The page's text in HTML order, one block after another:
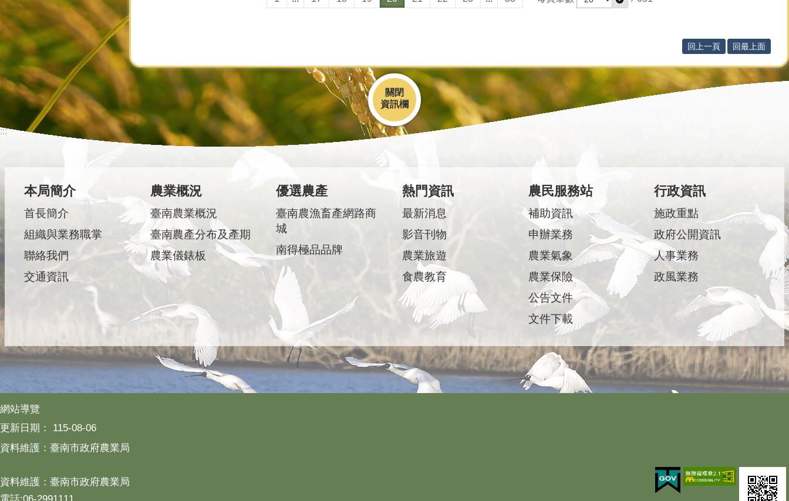
回上一頁 回最上面
關閉
:::
本局簡介
首長簡介
組織與業務職掌
聯絡我們
交通資訊
農業概況
臺南農業概況
臺南農產分布及產期
農業儀錶板
優選農產
臺南農漁畜產網路商
城
南得極品品牌
熱門資訊
最新消息
影音刊物
農業旅遊
食農教育
農民服務站
補助資訊
申辦業務
農業氣象
農業保險
公告文件
文件下載
行政資訊
施政重點
政府公開資訊
人事業務
政風業務
網站導覽
更新日期：
115-08-06
資料維護：臺南市政府農業局
資料維護：臺南市政府農業局
電話:06-2991111